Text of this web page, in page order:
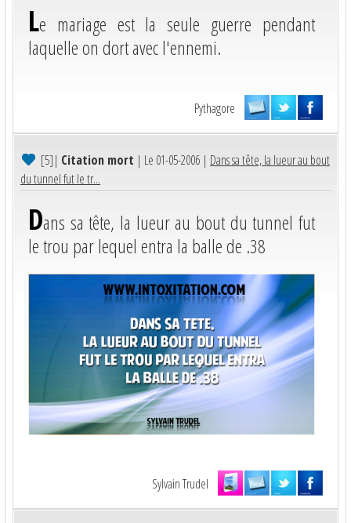
Le mariage est la seule guerre pendant
laquelle on dort avec l'ennemi.
Pythagore
[5]| Citation mort | Le 01-05-2006 | Dans sa tête, la lueur au bout
du tunnel fut le tr...
Dans sa tête, la lueur au bout du tunnel fut
le trou par lequel entra la balle de .38
Sylvain Trudel